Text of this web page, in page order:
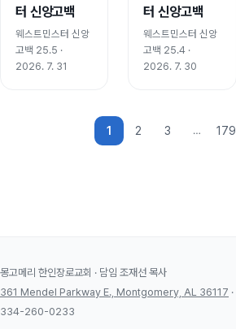
터 신앙고백
웨스트민스터 신앙
고백 25.5 ·
2026. 7. 31
터 신앙고백
웨스트민스터 신앙
고백 25.4 ·
2026. 7. 30
1 2 3 … 179
몽고메리 한인장로교회 · 담임 조재선 목사
361 Mendel Parkway E., Montgomery, AL 36117 ·
334-260-0233